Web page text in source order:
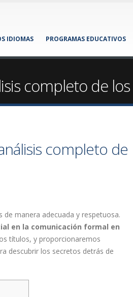
IDIOMAS PROGRAMAS EDUCATIVOS
completo de
completo de
manera adecuada y respetuosa.
en la comunicación formal en
títulos, y proporcionaremos
descubrir los secretos detrás de